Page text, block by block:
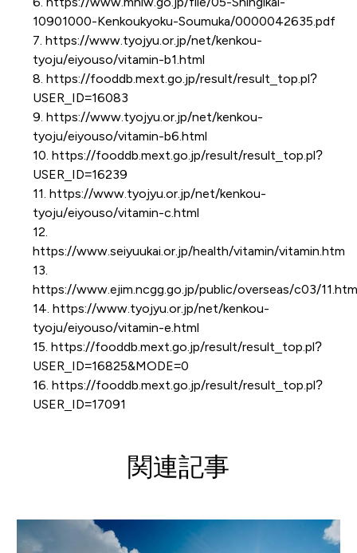
10901000-Kenkoukyoku-Soumuka/0000042635.pdf
7. https://www.tyojyu.or.jp/net/kenkou-
tyoju/eiyouso/vitamin-b1.html
8. https://fooddb.mext.go.jp/result/result_top.pl?
USER_ID=16083
9. https://www.tyojyu.or.jp/net/kenkou-
tyoju/eiyouso/vitamin-b6.html
10. https://fooddb.mext.go.jp/result/result_top.pl?
USER_ID=16239
11. https://www.tyojyu.or.jp/net/kenkou-
tyoju/eiyouso/vitamin-c.html
12.
https://www.seiyuukai.or.jp/health/vitamin/vitamin.htm
13.
https://www.ejim.ncgg.go.jp/public/overseas/c03/
14. https://www.tyojyu.or.jp/net/kenkou-
tyoju/eiyouso/vitamin-e.html
15. https://fooddb.mext.go.jp/result/result_top.pl?
USER_ID=16825&MODE=0
16. https://fooddb.mext.go.jp/result/result_top.pl?
USER_ID=17091
関連記事